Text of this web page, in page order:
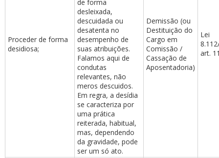
Proceder de forma
desidiosa;
de forma
desleixada,
descuidada ou
desatenta no
desempenho de
suas atribuições.
Falamos aqui de
condutas
relevantes, não
meros descuidos.
Em regra, a desídia
se caracteriza por
uma prática
reiterada, habitual,
mas, dependendo
da gravidade, pode
ser um só ato.
Demissão (ou
Destituição do
Cargo em
Comissão /
Cassação de
Aposentadoria)
Lei
art.